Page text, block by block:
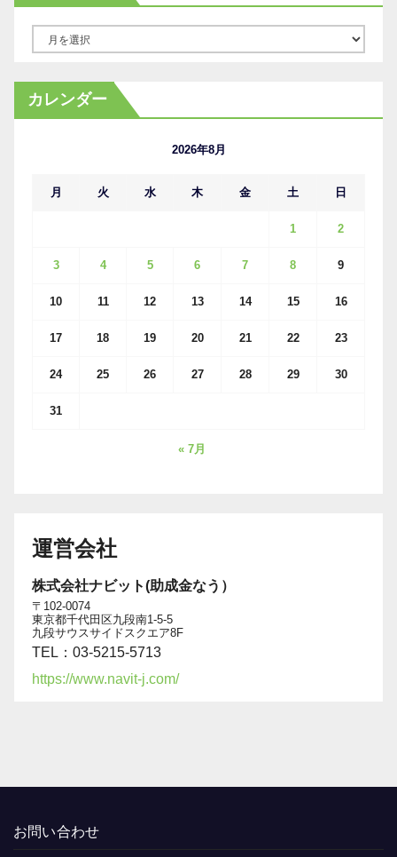
カ
イ
カレンダー
2026年8月
月 火 水 木 金 土 日
1 2
3 4 5 6 7 8 9
10 11 12 13 14 15 16
17 18 19 20 21 22 23
24 25 26 27 28 29 30
31
« 7月
運営会社
株式会社ナビット(助成金なう）
〒102-0074
東京都千代田区九段南1-5-5
九段サウスサイドスクエア8F
TEL：03-5215-5713
https://www.navit-j.com/
お問い合わせ